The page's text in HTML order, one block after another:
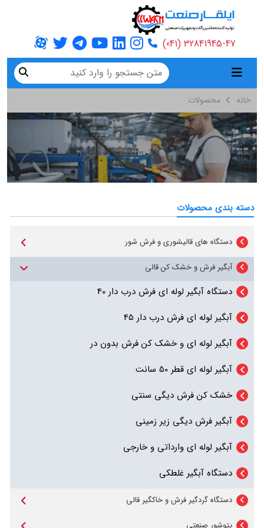
32841945-47 (041)
خانه محصولات
دسته بندی محصولات
دستگاه های قالیشوری و فرش شور
قالیشوی اتوماتیک میزی
دستگاه قالیشوی اتوماتیک 6 برسه
قالیشور اتومات میزی 7 برسه
دستگاه قالیشوی نوار نقاله ای 15 برسه
قالیشوی تمام اتوماتیک میزی 14 برسه
قالیشوی اتوماتیک ریلی
دستگاه قالیشوی ریلی تک فرشه و دو فرشه
قالیشوی ریلی اتومات 4 فرشه
دستگاه قالیشوی زمینی ریل نامحدود
قالیشوی دستی
قالیشوی 2 برسه
قالیشوی دستی برس غلطکی
قالیشوی دستی برس سیلندری
شلاقزن دستی فرش
دستگاه مبل و موکت شور
دستگاه رطوبت گیر و خشک کن طبقاتی
دستگاه هیتر گرمخانه قالیشویی
تمامی دستگاه های قالی شور و فرش شور
آبگیر فرش و خشک کن قالی
دستگاه آبگیر لوله ای فرش درب دار 40
آبگیر لوله ای فرش درب دار 45
آبگیر لوله ای و خشک کن فرش بدون در
آبگیر لوله ای قطر 50 سانت
خشک کن فرش دیگی سنتی
آبگیر فرش دیگی زیر زمینی
آبگیر لوله ای وارداتی و خارجی
دستگاه آبگیر غلطکی
دستگاه گردگیر فرش و خاکگیر قالی
خاک گیر اتوماتیک میزی